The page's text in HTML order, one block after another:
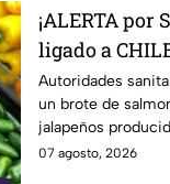
¡ALERTA por
ligado a
27 estados
Autoridades
un brote de
jalapeños
07 agosto, 2026